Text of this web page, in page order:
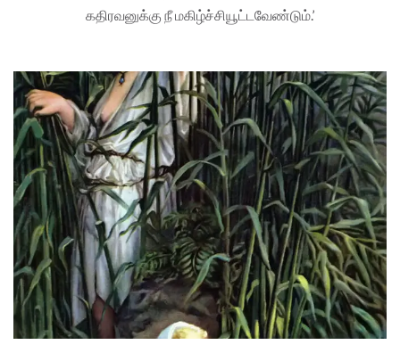
கதிரவனுக்கு நீ மகிழ்ச்சியூட்டவேண்டும்.’